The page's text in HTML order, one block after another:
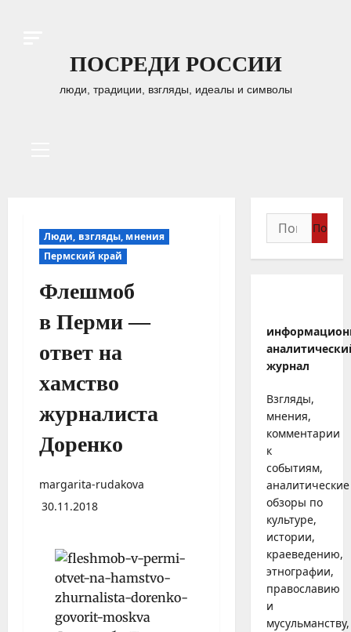
ПОСРЕДИ РОССИИ
люди, традиции, взгляды, идеалы и символы
Люди, взгляды, мнения
Пермский край
Флешмоб
в Перми —
ответ на
хамство
журналиста
Доренко
margarita-rudakova
30.11.2018
Найти:
журнал
Взгляды,
мнения,
комментарии
к
событиям,
аналитические
обзоры по
культуре,
истории,
краеведению,
этнографии,
православию
и
мусульманству,